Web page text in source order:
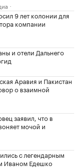
9 лет колонии для
компании
и отели Дальнего
Аравия и Пакистан
о взаимной
заявил, что в
мочой и
с легендарным
Иваном Едешко